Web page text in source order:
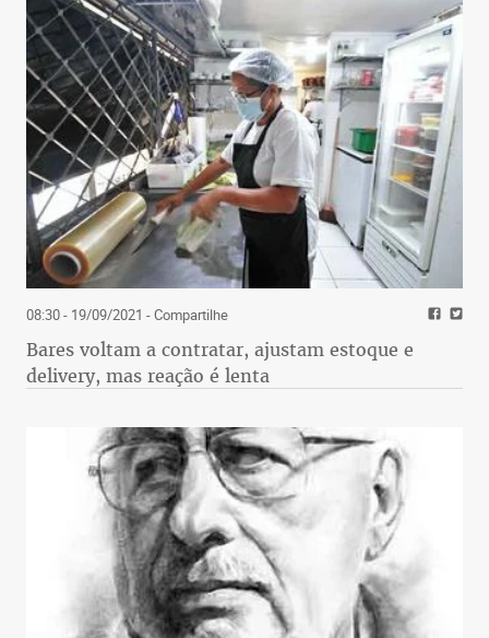
08:30 - 19/09/2021 - Compartilhe
Bares voltam a contratar, ajustam estoque e
delivery, mas reação é lenta